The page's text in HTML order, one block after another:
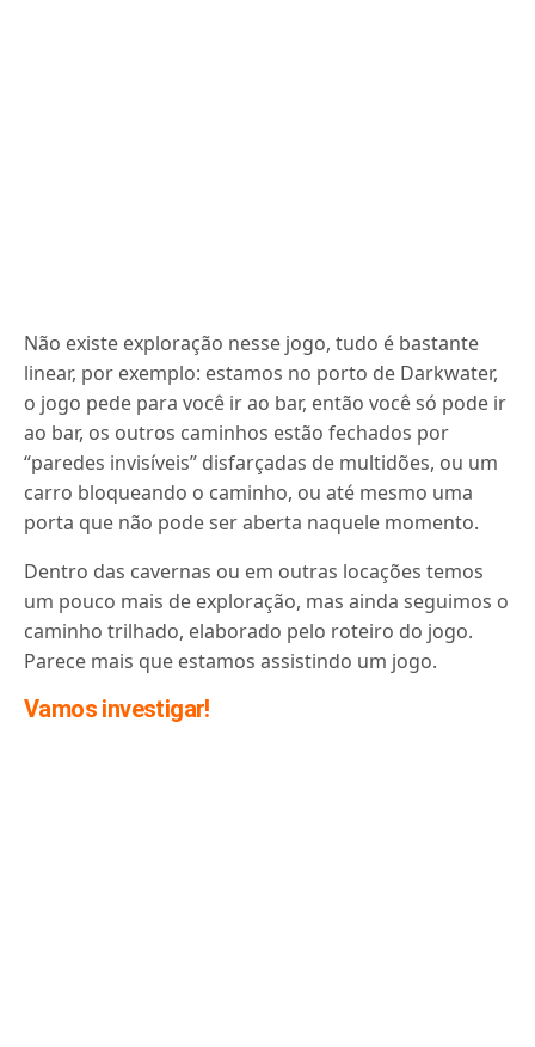
Não existe exploração nesse jogo, tudo é bastante
linear, por exemplo: estamos no porto de Darkwater,
o jogo pede para você ir ao bar, então você só pode ir
ao bar, os outros caminhos estão fechados por
“paredes invisíveis” disfarçadas de multidões, ou um
carro bloqueando o caminho, ou até mesmo uma
porta que não pode ser aberta naquele momento.
Dentro das cavernas ou em outras locações temos
um pouco mais de exploração, mas ainda seguimos o
caminho trilhado, elaborado pelo roteiro do jogo.
Parece mais que estamos assistindo um jogo.
Vamos investigar!